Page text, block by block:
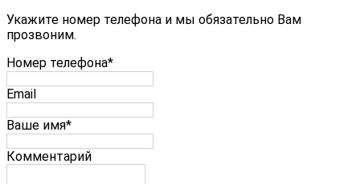
Укажите номер телефона и мы обязательно Вам
прозвоним.
Номер телефона*
Email
Ваше имя*
Комментарий